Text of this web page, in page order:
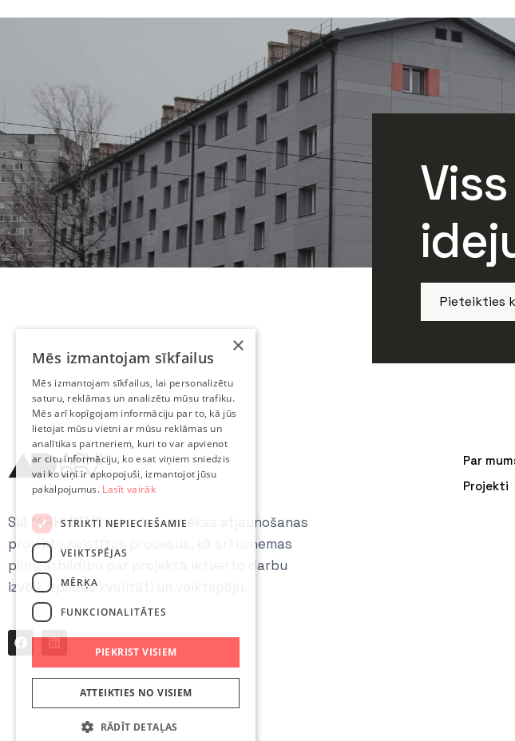
Pieteikties
SIA “ARHI DEV” veic visus ar ēkas atjaunošanas
projektu saistītos procesus, kā arī uzņemas
pilnu atbildību par projektā ietverto darbu
izvēli, izpildes kvalitāti un veiktspēju.
Par
Projekti
×
Mēs izmantojam sīkfailus
Mēs izmantojam sīkfailus, lai personalizētu
saturu, reklāmas un analizētu mūsu trafiku.
Mēs arī kopīgojam informāciju par to, kā jūs
lietojat mūsu vietni ar mūsu reklāmas un
analītikas partneriem, kuri to var apvienot
ar citu informāciju, ko esat viņiem sniedzis
vai ko viņi ir apkopojuši, izmantojot jūsu
pakalpojumus. Lasīt vairāk
STRIKTI NEPIECIEŠAMIE
VEIKTSPĒJAS
MĒRĶA
FUNKCIONALITĀTES
PIEKRIST VISIEM
ATTEIKTIES NO VISIEM
RĀDĪT DETAĻAS